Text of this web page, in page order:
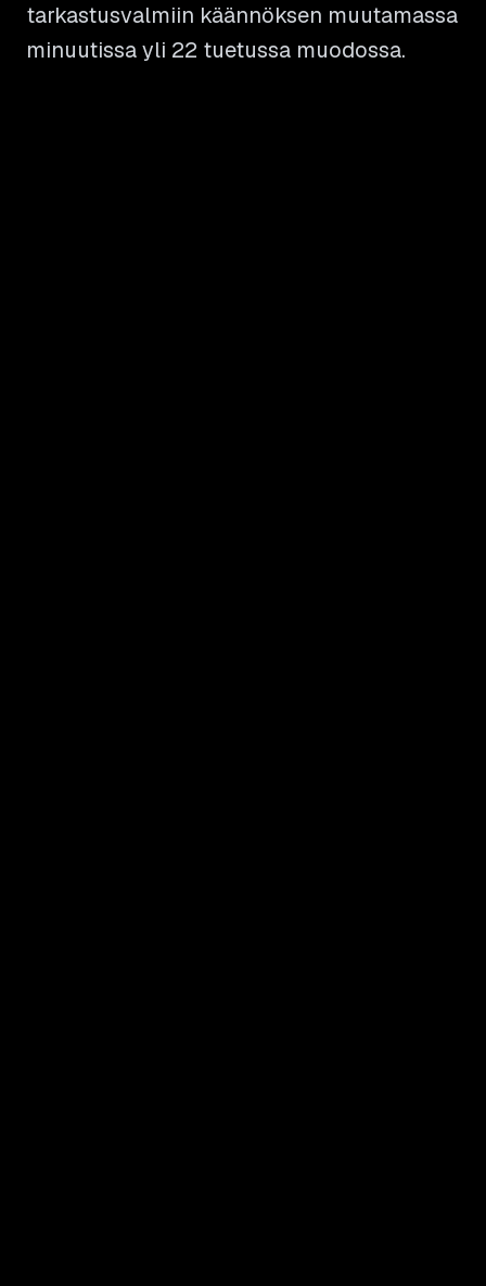
tarkastusvalmiin käännöksen muutamassa
minuutissa yli 22 tuetussa muodossa.